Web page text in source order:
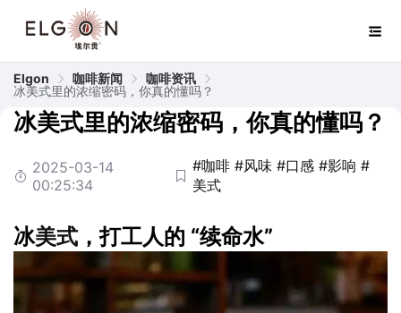
Elgon 咖啡新闻
咖啡资讯
冰美式里的浓缩密码，你真的懂吗？
冰美式里的浓缩密码，你真的懂吗？
2025-03-14
00:25:34
#咖啡 #风味 #口感 #影响 #
美式
冰美式 ，打工人的 “续命水”